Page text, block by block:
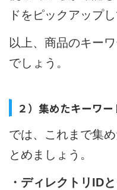
ドをピックアップ
以上、商品のキー
でしょう。
２）集めたキーワ
では、これまで集
とめましょう。
・ディレクトリID